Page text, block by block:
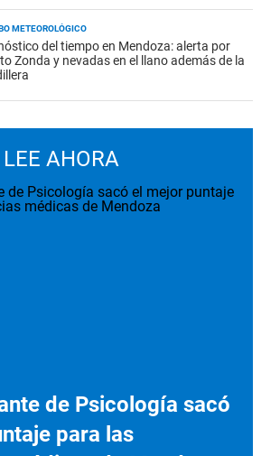
METEOROLÓGICO
del tiempo en Mendoza: alerta por
Zonda y nevadas en el llano además de la
AHORA
de Psicología sacó
para las